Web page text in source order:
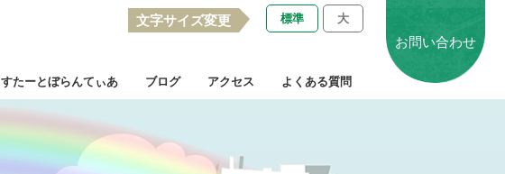
文字サイズ変更 標準 大
すたーとぼらんてぃあ ブログ アクセス よくある質問
お問い合わせ